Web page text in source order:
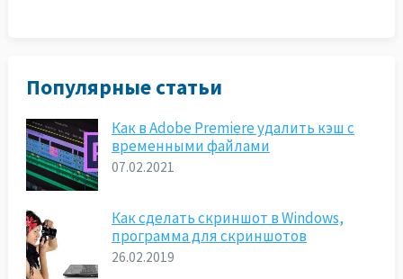
Популярные статьи
Как в Adobe Premiere удалить кэш с
временными файлами
07.02.2021
Как сделать скриншот в Windows,
программа для скриншотов
26.02.2019